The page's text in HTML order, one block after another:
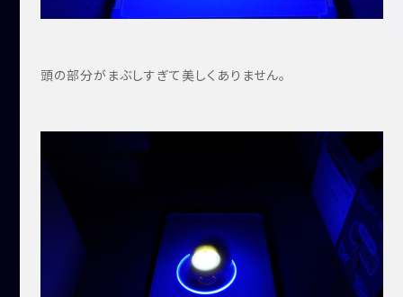
頭の部分がまぶしすぎて美しくありません。